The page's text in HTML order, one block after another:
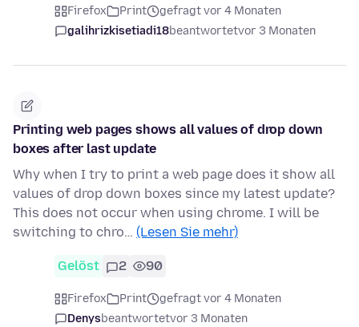
Firefox Print
gefragt vor 4 Monaten
galihrizkisetiadi18beantwortetvor 3 Monaten
Printing web pages shows all values of drop down
boxes after last update
Why when I try to print a web page does it show all
values of drop down boxes since my latest update?
This does not occur when using chrome. I will be
switching to chro… (Lesen Sie mehr)
Gelöst 2 90
Firefox Print
gefragt vor 4 Monaten
Denysbeantwortetvor 3 Monaten